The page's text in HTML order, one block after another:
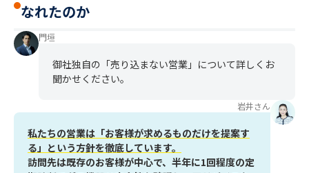
なれたのか
門垣
御社独自の「売り込まない営業」について詳しくお
聞かせください。
岩井さん
私たちの営業は「お客様が求めるものだけを提案す
る」という方針を徹底しています。
訪問先は既存のお客様が中心で、半年に1回程度の定